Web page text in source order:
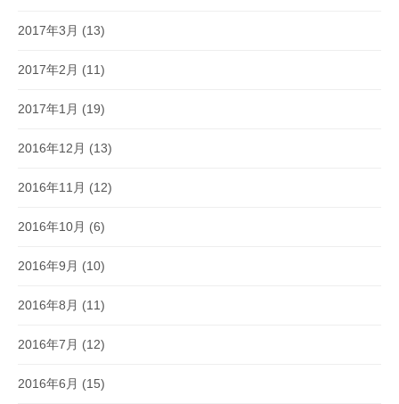
2017年3月 (13)
2017年2月 (11)
2017年1月 (19)
2016年12月 (13)
2016年11月 (12)
2016年10月 (6)
2016年9月 (10)
2016年8月 (11)
2016年7月 (12)
2016年6月 (15)